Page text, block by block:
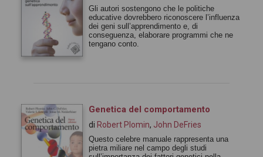
Gli autori sostengono che le politiche
educative dovrebbero riconoscere l’influenza
dei geni sull’apprendimento e, di
conseguenza, elaborare programmi che ne
tengano conto.
Genetica del comportamento
di Robert Plomin, John DeFries
Questo celebre manuale rappresenta una
pietra miliare nel campo degli studi